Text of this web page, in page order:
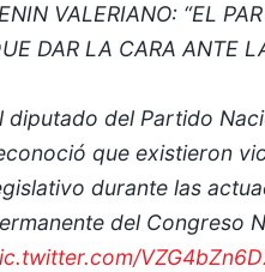
VALERIANO: “EL
DAR LA CARA ANTE
diputado del Partido
que existieron
durante las
del Congreso